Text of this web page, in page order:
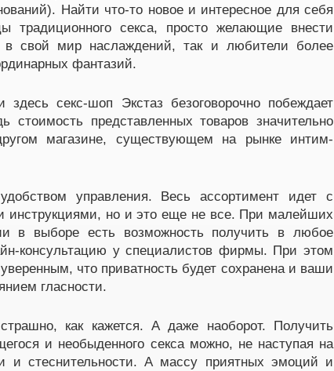
Найти что-то новое и интересное для себя
традиционного секса, просто желающие внести
в свой мир наслаждений, так и любители более
фантазий.
секс-шоп Экстаз безоговорочно побеждает
стоимость представленных товаров значительно
магазине, существующем на рынке интим-
управления. Весь ассортимент идет с
инструкциями, но и это еще не все. При малейших
в выборе есть возможность получить в любое
консультацию у специалистов фирмы. При этом
что приватность будет сохранена и ваши
гласности.
как кажется. А даже наоборот. Получить
и необыденного секса можно, не наступая на
и стеснительности. А массу приятных эмоций и